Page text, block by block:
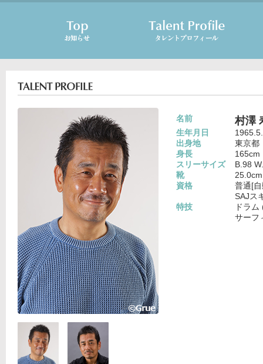
名前 村澤
生年月日
出身地
東京都
身長
165cm
スリーサイズ
B.98
靴
25.0cm
資格
普通[
SAJス
特技
ドラ
サーフ